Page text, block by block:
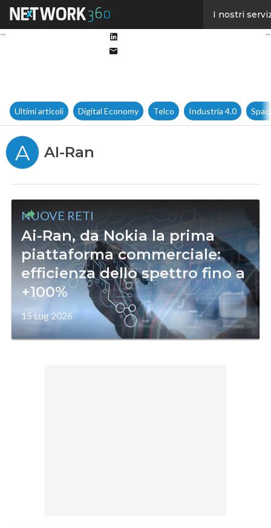
I nostri
Ultimi articoli Digital Economy Telco Industria 4.0
A AI-Ran
NUOVE RETI
Ai-Ran, da Nokia la prima
piattaforma commerciale:
efficienza dello spettro fino a
+100%
15 Lug 2026